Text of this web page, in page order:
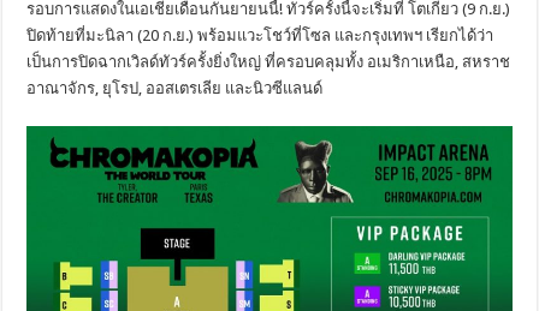
รอบการแสดงในเอเชียเดือนกันยายนนี้! ทัวร์ครั้งนี้จะเริ่มที่ โตเกียว (9 ก.ย.)
ปิดท้ายที่มะนิลา (20 ก.ย.) พร้อมแวะโชว์ที่โซล และกรุงเทพฯ เรียกได้ว่า
เป็นการปิดฉากเวิลด์ทัวร์ครั้งยิ่งใหญ่ ที่ครอบคลุมทั้ง อเมริกาเหนือ, สหราช
อาณาจักร, ยุโรป, ออสเตรเลีย และนิวซีแลนด์